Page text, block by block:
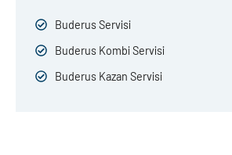
Buderus Servisi
Buderus Kombi Servisi
Buderus Kazan Servisi